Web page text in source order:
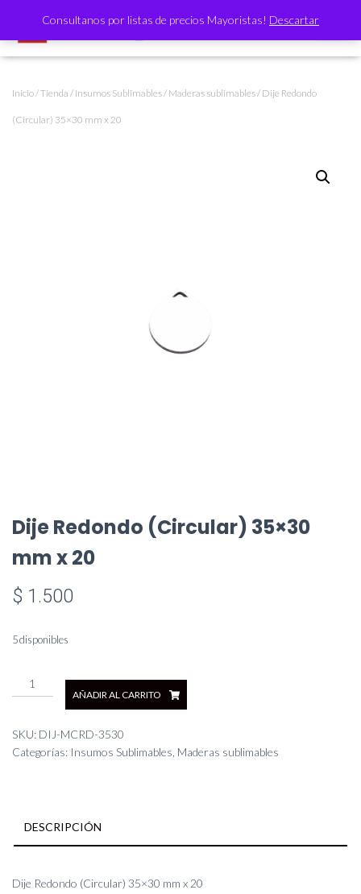
Consultanos por listas de precios Mayoristas! Descartar
Inicio/Tienda / Insumos Sublimables/ Maderas sublimables/ Dije Redondo
(Circular) 35×30 mm x 20
Dije Redondo (Circular) 35×30
mm x 20
$ 1.500
5 disponibles
Dije
Redondo
35x30
mm
AÑADIR AL CARRITO
SKU: DIJ-MCRD-3530
Categorías: Insumos Sublimables Maderas sublimables
DESCRIPCIÓN
Dije Redondo (Circular) 35×30 mm x 20